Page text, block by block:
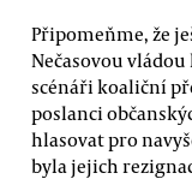
Připomeňme, že
Nečasovou
scénáři koaliční
poslanci
hlasovat pro
byla jejich